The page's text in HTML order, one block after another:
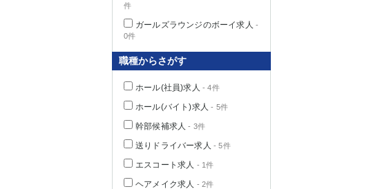
件
ガールズラウンジのボーイ求人 -
0件
職種からさがす
ホール(社員)求人 - 4件
ホール(バイト)求人 - 5件
幹部候補求人 - 3件
送りドライバー求人 - 5件
エスコート求人 - 1件
ヘアメイク求人 - 2件
群馬県